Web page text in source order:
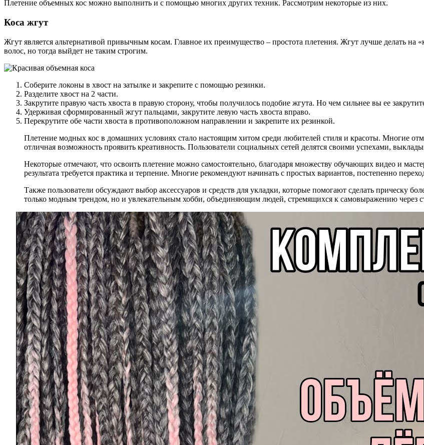
Плетение объемных кос можно выполнить и с помощью многих других техник. Рассмотрим некоторые из них.
Коса жгут
Жгут является альтернативой привычным косам. Главное их преимущество – простота плетения. Жгут лучше делать на
волос, но тогда выйдет не таким строгим.
Соберите локоны в хвост на затылке и закрепите с помощью резинки.
Разделите хвост на 2 части.
Закрутите правую часть хвоста в правую сторону, чтобы получилось подобие жгута. Но чем сильнее вы ее
Удерживая сформированный жгут пальцами, закрутите левую часть хвоста вправо.
Перекрутите обе части хвоста в противоположном направлении и закрепите их резинкой.
Плетение модных кос в домашних условиях стало настоящим хитом среди любителей стиля и красоты. Многие
отличная возможность проявить креативность. Пользователи социальных сетей делятся своими успехами,
Некоторые отмечают, что освоить плетение можно самостоятельно, благодаря множеству обучающих видео и
результата требуется практика и терпение. Многие рекомендуют начинать с простых вариантов, постепенно
Также пользователи обсуждают выбор аксессуаров и средств для укладки, которые помогают сделать прическу
только модным трендом, но и увлекательным хобби, объединяющим людей, стремящихся к самовыражению через